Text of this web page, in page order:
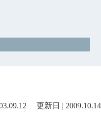
更新日 | 2009.10.14